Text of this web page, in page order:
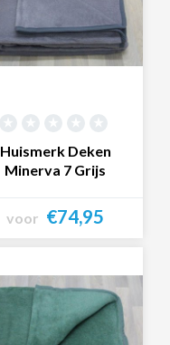
Huismerk Deken
Minerva 7 Grijs
voor €74,95